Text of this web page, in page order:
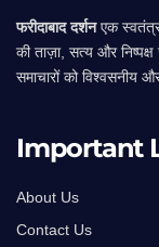
फरीदाबाद दर्शनएक स्वतंत्र
की ताज़ा, सत्य और
समाचारों को विश्वसनीय
Important
About Us
Contact Us